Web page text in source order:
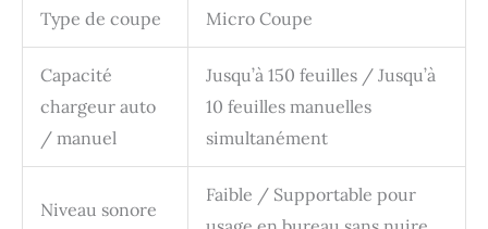
Type de coupe Micro Coupe
Capacité
chargeur auto
/ manuel
Jusqu’à 150 feuilles / Jusqu’à
10 feuilles manuelles
simultanément
Niveau sonore
Faible / Supportable pour